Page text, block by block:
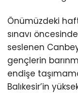
Önümüzdeki
sınavı
seslenen
gençlerin
endişe
Balıkesir’in